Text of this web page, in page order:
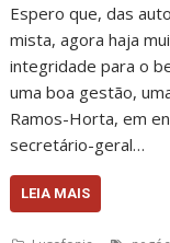
Espero que, das
mista, agora haja
integridade para o
uma boa gestão,
Ramos-Horta, em
secretário-geral…
LEIA MAIS